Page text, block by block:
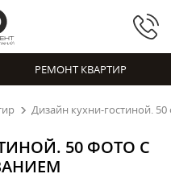
РЕМОНТ КВАРТИР
Дизайн кухни-гостиной.
50 ФОТО С